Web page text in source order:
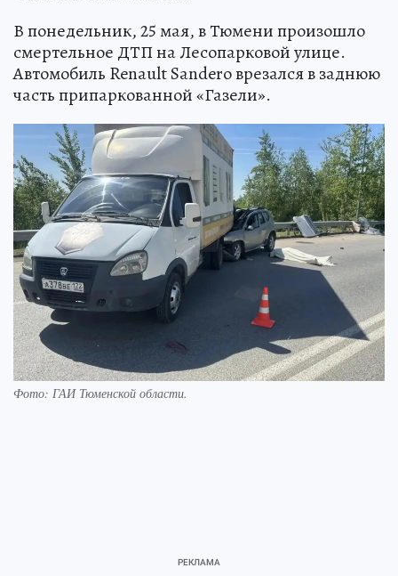
В понедельник, 25 мая, в Тюмени произошло
смертельное ДТП на Лесопарковой улице.
Автомобиль Renault Sandero врезался в заднюю
часть припаркованной «Газели».
Фото: ГАИ Тюменской области.